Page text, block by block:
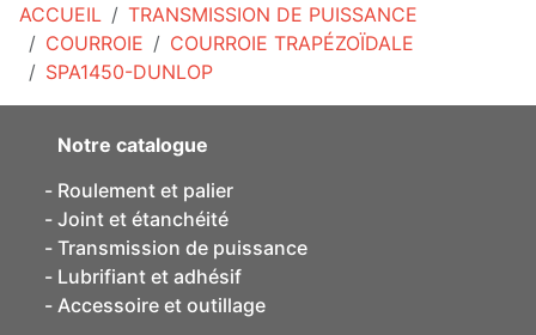
ACCUEIL
TRANSMISSION DE PUISSANCE
COURROIE
COURROIE TRAPÉZOÏDALE
SPA1450-DUNLOP
Notre catalogue
Roulement et palier
Joint et étanchéité
Transmission de puissance
Lubrifiant et adhésif
Accessoire et outillage